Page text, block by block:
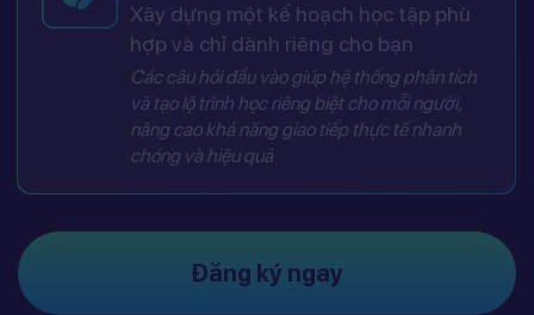
Xây dựng một kế hoạch học tập phù
hợp và chỉ dành riêng cho bạn
Các câu hỏi đầu vào giúp hệ thống phân tích
và tạo lộ trình học riêng biệt cho mỗi người,
nâng cao khả năng giao tiếp thực tế nhanh
chóng và hiệu quả
Đăng ký ngay